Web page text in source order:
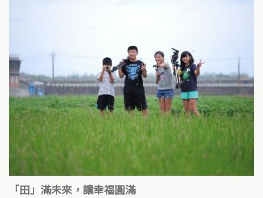
「田」滿未來，讓幸福圓滿